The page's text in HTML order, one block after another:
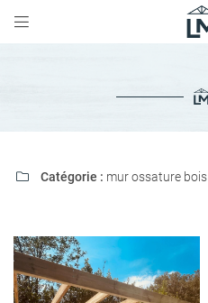

 Adresse email de réception
 Catégorie : mur ossature bois